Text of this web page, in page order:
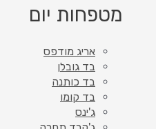
מטפחות יום
אריג מודפס
בד גובלן
בד כותנה
בד קומו
ג'ינס